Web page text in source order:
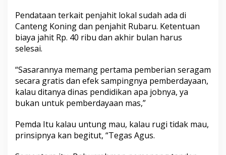
Pendataan terkait penjahit lokal sudah ada di
Canteng Koning dan penjahit Rubaru. Ketentuan
biaya jahit Rp. 40 ribu dan akhir bulan harus
selesai.
“Sasarannya memang pertama pemberian seragam
secara gratis dan efek sampingnya pemberdayaan,
kalau ditanya dinas pendidikan apa jobnya, ya
bukan untuk pemberdayaan mas,”
Pemda Itu kalau untung mau, kalau rugi tidak mau,
prinsipnya kan begitut, “Tegas Agus.